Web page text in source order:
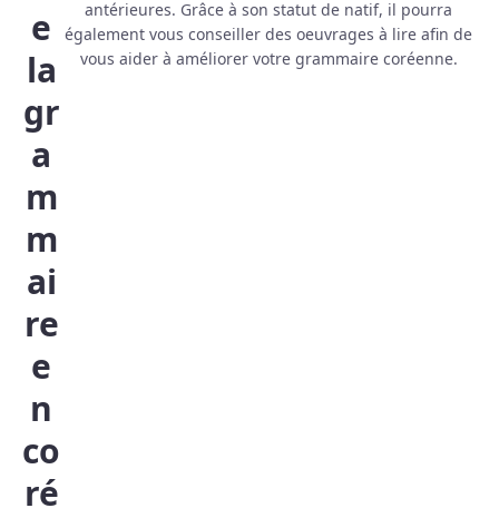
e
la
gr
a
m
m
ai
re
e
n
co
ré
antérieures. Grâce à son statut de natif, il pourra
également vous conseiller des oeuvrages à lire afin de
vous aider à améliorer votre grammaire coréenne.